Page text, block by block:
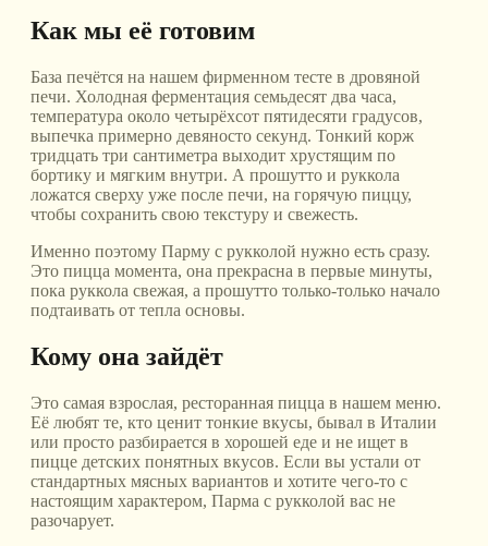
Как мы её готовим
База печётся на нашем фирменном тесте в дровяной
печи. Холодная ферментация семьдесят два часа,
температура около четырёхсот пятидесяти градусов,
выпечка примерно девяносто секунд. Тонкий корж
тридцать три сантиметра выходит хрустящим по
бортику и мягким внутри. А прошутто и руккола
ложатся сверху уже после печи, на горячую пиццу,
чтобы сохранить свою текстуру и свежесть.
Именно поэтому Парму с рукколой нужно есть сразу.
Это пицца момента, она прекрасна в первые минуты,
пока руккола свежая, а прошутто только-только начало
подтаивать от тепла основы.
Кому она зайдёт
Это самая взрослая, ресторанная пицца в нашем меню.
Её любят те, кто ценит тонкие вкусы, бывал в Италии
или просто разбирается в хорошей еде и не ищет в
пицце детских понятных вкусов. Если вы устали от
стандартных мясных вариантов и хотите чего-то с
настоящим характером, Парма с рукколой вас не
разочарует.